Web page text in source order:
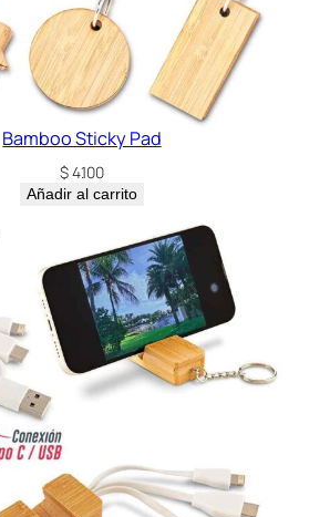
Bamboo Sticky Pad
$4.100
Añadir al carrito